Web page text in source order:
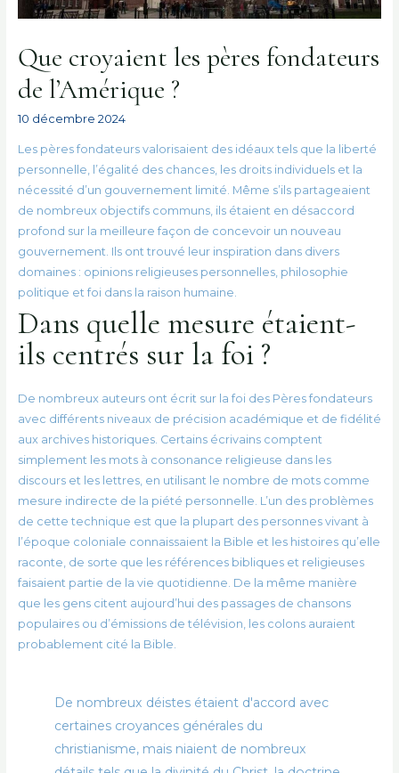
Que croyaient les pères fondateurs
de l’Amérique ?
10 décembre 2024
Les pères fondateurs valorisaient des idéaux tels que la liberté
personnelle, l’égalité des chances, les droits individuels et la
nécessité d’un gouvernement limité. Même s’ils partageaient
de nombreux objectifs communs, ils étaient en désaccord
profond sur la meilleure façon de concevoir un nouveau
gouvernement. Ils ont trouvé leur inspiration dans divers
domaines : opinions religieuses personnelles, philosophie
politique et foi dans la raison humaine.
Dans quelle mesure étaient-
ils centrés sur la foi ?
De nombreux auteurs ont écrit sur la foi des Pères fondateurs
avec différents niveaux de précision académique et de fidélité
aux archives historiques. Certains écrivains comptent
simplement les mots à consonance religieuse dans les
discours et les lettres, en utilisant le nombre de mots comme
mesure indirecte de la piété personnelle. L’un des problèmes
de cette technique est que la plupart des personnes vivant à
l’époque coloniale connaissaient la Bible et les histoires qu’elle
raconte, de sorte que les références bibliques et religieuses
faisaient partie de la vie quotidienne. De la même manière
que les gens citent aujourd’hui des passages de chansons
populaires ou d’émissions de télévision, les colons auraient
probablement cité la Bible.
De nombreux déistes étaient d'accord avec
certaines croyances générales du
christianisme, mais niaient de nombreux